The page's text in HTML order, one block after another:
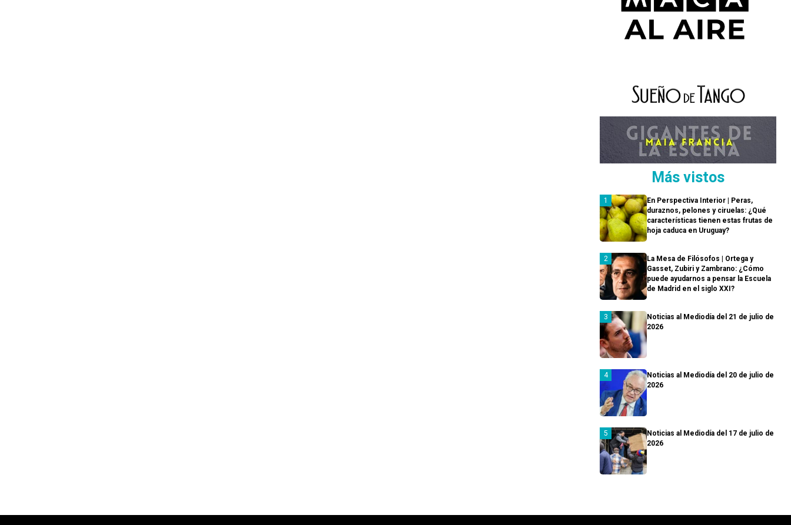
Más vistos
En Perspectiva Interior | Peras,
duraznos, pelones y ciruelas: ¿Qué
características tienen estas frutas de
hoja caduca en Uruguay?
La Mesa de Filósofos | Ortega y
Gasset, Zubiri y Zambrano: ¿Cómo
puede ayudarnos a pensar la Escuela
de Madrid en el siglo XXI?
Noticias al Mediodía del 21 de julio de
2026
Noticias al Mediodía del 20 de julio de
2026
Noticias al Mediodía del 17 de julio de
2026